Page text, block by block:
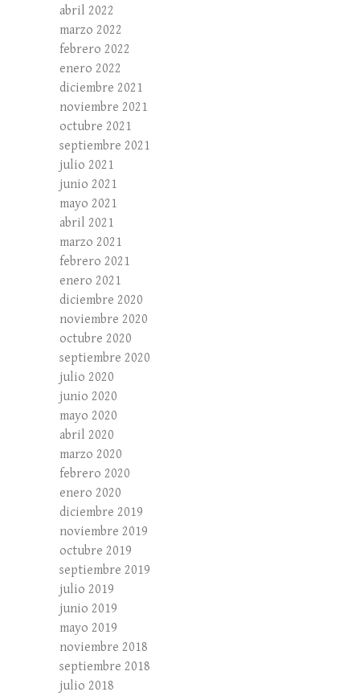
abril 2022
marzo 2022
febrero 2022
enero 2022
diciembre 2021
noviembre 2021
octubre 2021
septiembre 2021
julio 2021
junio 2021
mayo 2021
abril 2021
marzo 2021
febrero 2021
enero 2021
diciembre 2020
noviembre 2020
octubre 2020
septiembre 2020
julio 2020
junio 2020
mayo 2020
abril 2020
marzo 2020
febrero 2020
enero 2020
diciembre 2019
noviembre 2019
octubre 2019
septiembre 2019
julio 2019
junio 2019
mayo 2019
noviembre 2018
septiembre 2018
julio 2018